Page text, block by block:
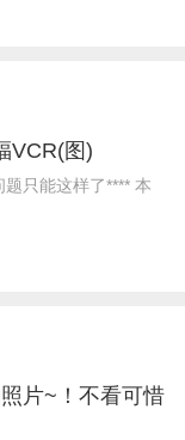
VCR(图)
只能这样了**** 本
片~！不看可惜